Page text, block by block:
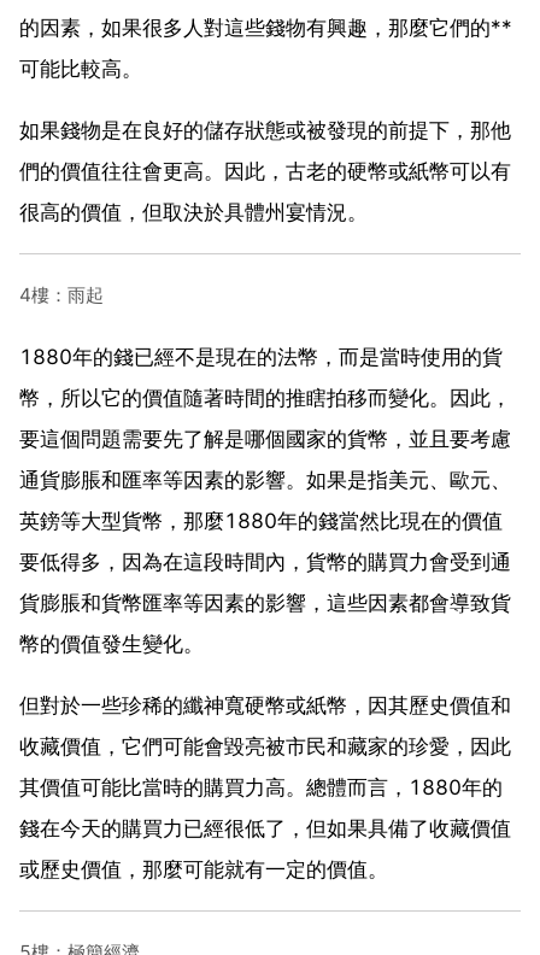
的因素，如果很多人對這些錢物有興趣，那麼它們的**
可能比較高。
如果錢物是在良好的儲存狀態或被發現的前提下，那他
們的價值往往會更高。因此，古老的硬幣或紙幣可以有
很高的價值，但取決於具體州宴情況。
4樓：雨起
1880年的錢已經不是現在的法幣，而是當時使用的貨
幣，所以它的價值隨著時間的推瞎拍移而變化。因此，
要這個問題需要先了解是哪個國家的貨幣，並且要考慮
通貨膨脹和匯率等因素的影響。如果是指美元、歐元、
英鎊等大型貨幣，那麼1880年的錢當然比現在的價值
要低得多，因為在這段時間內，貨幣的購買力會受到通
貨膨脹和貨幣匯率等因素的影響，這些因素都會導致貨
幣的價值發生變化。
但對於一些珍稀的纖神寬硬幣或紙幣，因其歷史價值和
收藏價值，它們可能會毀亮被市民和藏家的珍愛，因此
其價值可能比當時的購買力高。總體而言，1880年的
錢在今天的購買力已經很低了，但如果具備了收藏價值
或歷史價值，那麼可能就有一定的價值。